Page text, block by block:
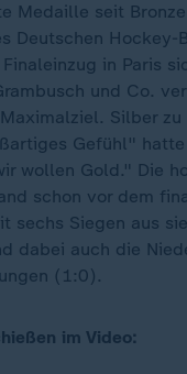
Medaille seit
Deutschen Hockey-
in Paris
und Co.
Silber
Gefühl"
wollen Gold." Die
schon vor dem
sechs Siegen aus
dabei auch die
(1:0).
im Video: